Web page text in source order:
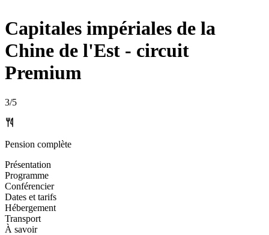
Capitales impériales de la
Chine de l'Est - circuit
Premium
3/5
Pension complète
Présentation
Programme
Conférencier
Dates et tarifs
Hébergement
Transport
À savoir